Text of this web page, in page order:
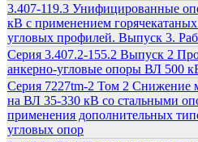
3.407-119.3 Унифицированные
кВ с применением
угловых профилей. Выпуск 3.
Серия 3.407.2-155.2 Выпуск 2
анкерно-угловые опоры ВЛ 500
Серия 7227tm-2 Том 2 Снижение
на ВЛ 35-330 кВ со стальными
применения дополнительных
угловых опор